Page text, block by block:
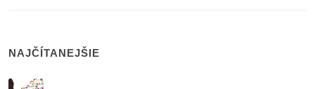
NAJČÍTANEJŠIE